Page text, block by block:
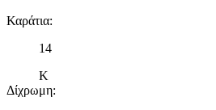
δικτύωσης, διαφημίσεων και ανάλυσης.
Καράτια:
14
Κ
Δίχρωμη: